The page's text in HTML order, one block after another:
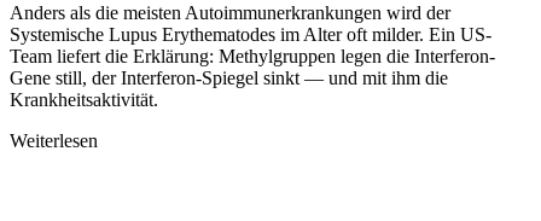
Anders als die meisten Autoimmunerkrankungen wird der
Systemische Lupus Erythematodes im Alter oft milder. Ein US-
Team liefert die Erklärung: Methylgruppen legen die Interferon-
Gene still, der Interferon-Spiegel sinkt — und mit ihm die
Krankheitsaktivität.
Weiterlesen